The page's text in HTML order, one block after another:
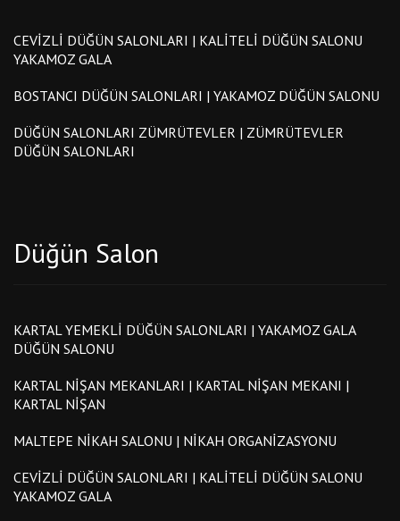
CEVIZLI DÜĞÜN SALONLARI | KALITELI DÜĞÜN SALONU
YAKAMOZ GALA
BOSTANCI DÜĞÜN SALONLARI | YAKAMOZ DÜĞÜN SALONU
DÜĞÜN SALONLARI ZÜMRÜTEVLER | ZÜMRÜTEVLER
DÜĞÜN SALONLARI
Düğün Salon
KARTAL YEMEKLI DÜĞÜN SALONLARI | YAKAMOZ GALA
DÜĞÜN SALONU
KARTAL NIŞAN MEKANLARI | KARTAL NIŞAN MEKANI |
KARTAL NIŞAN
MALTEPE NIKAH SALONU | NIKAH ORGANIZASYONU
CEVIZLI DÜĞÜN SALONLARI | KALITELI DÜĞÜN SALONU
YAKAMOZ GALA